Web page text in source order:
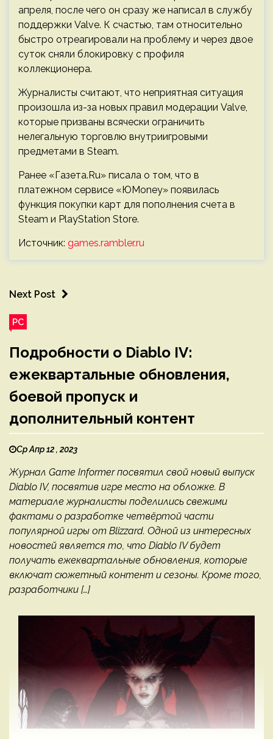
апреля, после чего он сразу же написал в службу
поддержки Valve. К счастью, там относительно
быстро отреагировали на проблему и через двое
суток сняли блокировку с профиля
коллекционера.
Журналисты считают, что неприятная ситуация
произошла из-за новых правил модерации Valve,
которые призваны всячески ограничить
нелегальную торговлю внутриигровыми
предметами в Steam.
Ранее «Газета.Ru» писала о том, что в
платежном сервисе «ЮMoney» появилась
функция покупки карт для пополнения счета в
Steam и PlayStation Store.
Источник: games.rambler.ru
Next Post
PC
Подробности о Diablo IV:
ежеквартальные обновления,
боевой пропуск и
дополнительный контент
Ср Апр 12 , 2023
Журнал Game Informer посвятил свой новый выпуск
Diablo IV, посвятив игре место на обложке. В
материале журналисты поделились свежими
фактами о разработке четвёртой части
популярной игры от Blizzard. Одной из интересных
новостей является то, что Diablo IV будет
получать ежеквартальные обновления, которые
включат сюжетный контент и сезоны. Кроме того,
разработчики […]